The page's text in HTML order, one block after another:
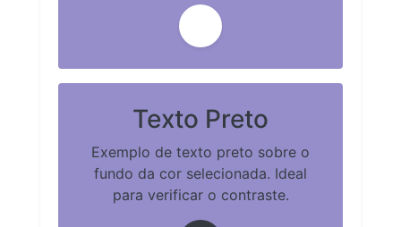
Texto Preto
Exemplo de texto preto sobre o
fundo da cor selecionada. Ideal
para verificar o contraste.